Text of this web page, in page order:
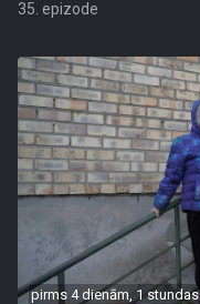
35. epizode
pirms 4 dienām, 1 stundas